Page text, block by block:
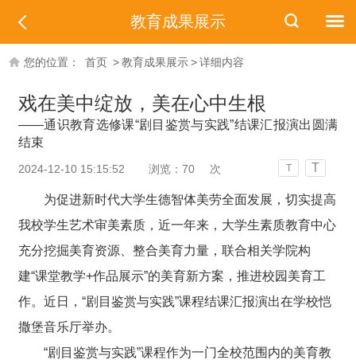
教育成果展示
您的位置： 首页 >教育成果展示>详细内容
戏在美中绽放，美在心中生根
——通识教育选修课“剧目鉴赏与实践”结课汇报演出圆满
结束
2024-12-10 15:15:52 浏览： 70 次 T T
为促进新时代大学生德智体美劳全面发展，切实提高
我校学生艺术审美素质， 近一年来， 大学生素质教育中心
充分挖掘美育资源、整合美育力量， 联合相关学院构
建“课堂教学+作品展示”的美育新方案，推进校园美育工
作。 近日 ，“剧目鉴赏与实践”课程结课汇报演出在学校恺
撒堡音乐厅举办。
“剧目鉴赏与实践”课程作为一门全校范围内的美育教